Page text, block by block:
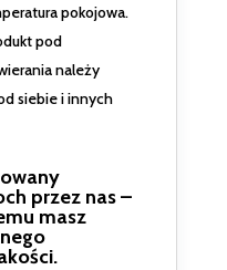
pokojowa.
pod
należy
siebie i innych
przez nas –
masz